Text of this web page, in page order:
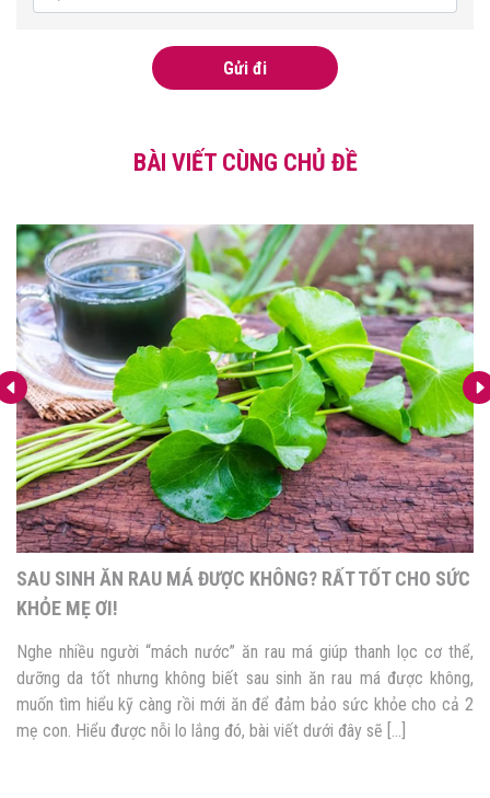
Gửi đi
BÀI VIẾT CÙNG CHỦ ĐỀ
SAU SINH ĂN RAU MÁ ĐƯỢC KHÔNG? RẤT TỐT CHO SỨC
KHỎE MẸ ƠI!
Nghe nhiều người “mách nước” ăn rau má giúp thanh lọc cơ thể,
dưỡng da tốt nhưng không biết sau sinh ăn rau má được không,
muốn tìm hiểu kỹ càng rồi mới ăn để đảm bảo sức khỏe cho cả 2
mẹ con. Hiểu được nỗi lo lắng đó, bài viết dưới đây sẽ […]